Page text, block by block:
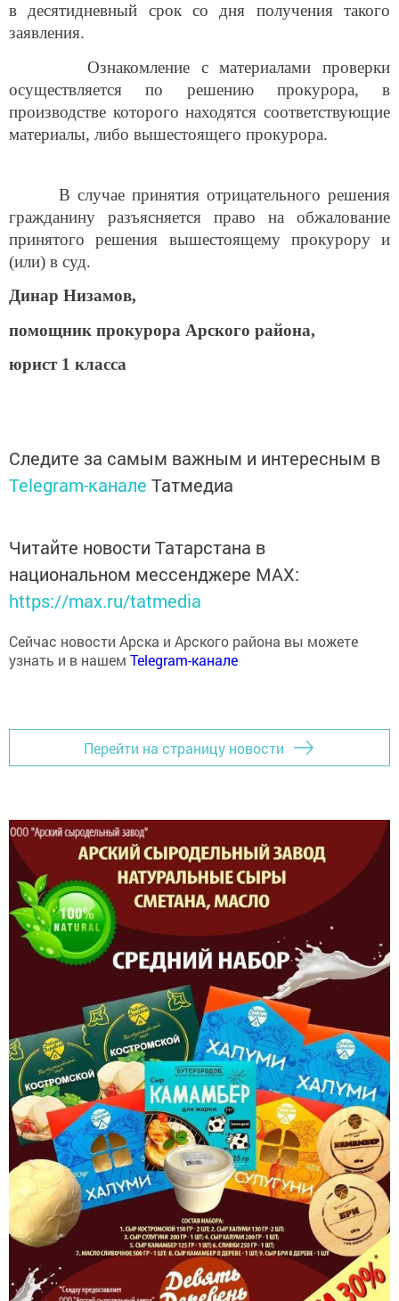
в десятидневный срок со дня получения такого
заявления.
Ознакомление с материалами проверки
осуществляется по решению прокурора, в
производстве которого находятся соответствующие
материалы, либо вышестоящего прокурора.
В случае принятия отрицательного решения
гражданину разъясняется право на обжалование
принятого решения вышестоящему прокурору и
(или) в суд.
Динар Низамов,
помощник прокурора Арского района,
юрист 1 класса
Следите за самым важным и интересным в
Telegram-канале Татмедиа
Читайте новости Татарстана в
национальном мессенджере MАХ:
https://max.ru/tatmedia
Сейчас новости Арска и Арского района вы можете
узнать и в нашемTelegram-канале
Перейти на страницу новости